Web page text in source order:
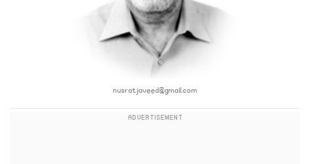
nusrat.javeed@gmail.com